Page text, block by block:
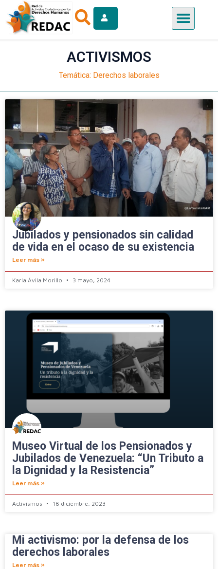
ACTIVISMOS
Temática: Derechos laborales
Jubilados y pensionados sin calidad
de vida en el ocaso de su existencia
Leer más »
Karla Ávila Morillo 3 mayo, 2024
Museo Virtual de los Pensionados y
Jubilados de Venezuela: “Un Tributo a
la Dignidad y la Resistencia”
Leer más »
Activismos 18 diciembre, 2023
Mi activismo: por la defensa de los
derechos laborales
Leer más »